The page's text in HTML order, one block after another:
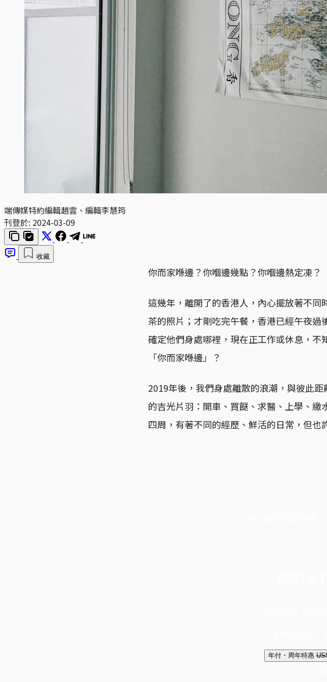
端傳媒特約編輯趙雲、編輯李慧筠
刊登於: 2024-03-09
收藏
你而家喺邊？你嗰邊幾點？你嗰邊熱定凍？
這幾年，離開了的香港人，內心擺放著不
茶的照片；才剛吃完午餐，香港已經午夜
確定他們身處哪裡，現在正工作或休息，
「你而家喺邊」？
2019年後，我們身處離散的浪潮，與彼此
的吉光片羽：開車、買餸、求醫、上學、
四周，有著不同的經歷、鮮活的日常，但也
年付・周年特惠